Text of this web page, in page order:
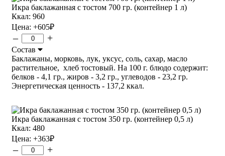
Икра баклажанная с тостом 700 гр. (контейнер 1 л)
Ккал: 960
Цена: +605₽
– +
Состав
Баклажаны, морковь, лук, уксус, соль, сахар, масло
растительное, хлеб тостовый. На 100 г. блюдо содержит:
белков - 4,1 гр., жиров - 3,2 гр., углеводов - 23,2 гр.
Энергетическая ценность - 137,2 ккал.
Икра баклажанная с тостом 350 гр. (контейнер 0,5 л)
Ккал: 480
Цена: +363₽
– +